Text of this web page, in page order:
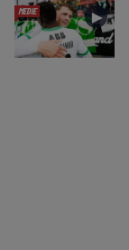
MEDIE ►